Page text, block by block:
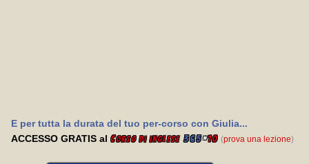
E per tutta la durata del tuo per-corso con Giulia...
ACCESSO GRATIS al Corso di inglese 365*10 (prova una lezione)